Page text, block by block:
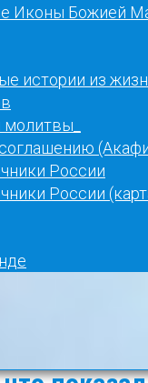
Иконы Божией
истории из
России
России